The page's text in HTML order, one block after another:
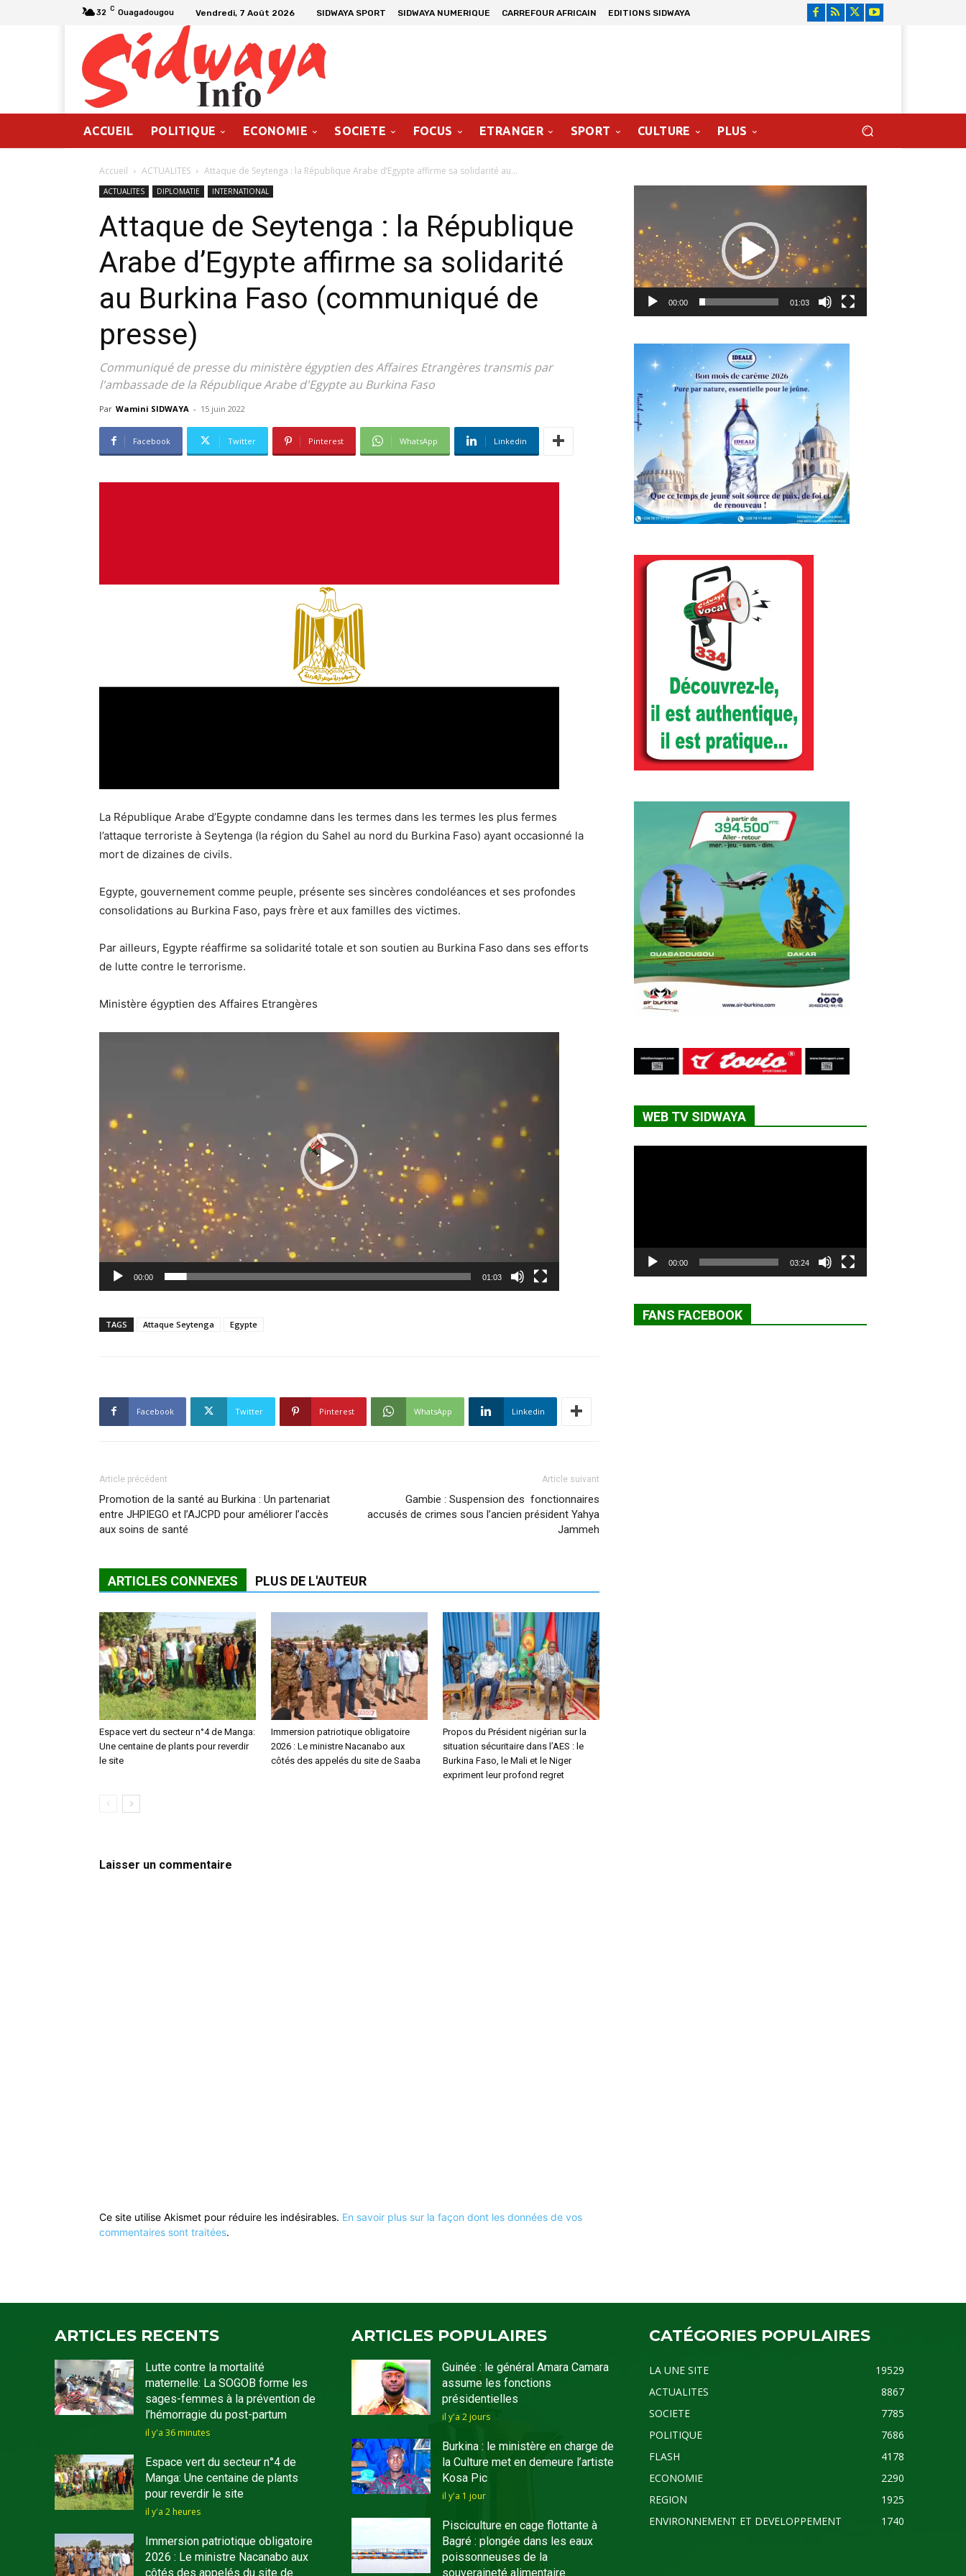
32 C Ouagadougou Vendredi, 7 Août 2026 SIDWAYA SPORT SIDWAYA NUMERIQUE CARREFOUR AFRICAIN EDITIONS SIDWAYA
ACCUEIL POLITIQUE ECONOMIE SOCIETE FOCUS ETRANGER SPORT CULTURE PLUS
Accueil ACTUALITES Attaque de Seytenga : la République Arabe d’Egypte affirme sa solidarité au...
ACTUALITES DIPLOMATIE INTERNATIONAL
Attaque de Seytenga : la République
Arabe d’Egypte affirme sa solidarité
au Burkina Faso (communiqué de
presse)
Communiqué de presse du ministère égyptien des Affaires Etrangères transmis par
l'ambassade de la République Arabe d'Egypte au Burkina Faso
Par Wamini SIDWAYA - 15 juin 2022
Facebook Twitter Pinterest WhatsApp Linkedin
La République Arabe d’Egypte condamne dans les termes dans les termes les plus fermes
l’attaque terroriste à Seytenga (la région du Sahel au nord du Burkina Faso) ayant occasionné la
mort de dizaines de civils.
Egypte, gouvernement comme peuple, présente ses sincères condoléances et ses profondes
consolidations au Burkina Faso, pays frère et aux familles des victimes.
Par ailleurs, Egypte réaffirme sa solidarité totale et son soutien au Burkina Faso dans ses efforts
de lutte contre le terrorisme.
Ministère égyptien des Affaires Etrangères
Lecteur
00:00 01:03
TAGS Attaque Seytenga Egypte
Facebook Twitter Pinterest WhatsApp Linkedin
Article précédent
Promotion de la santé au Burkina : Un partenariat
entre JHPIEGO et l’AJCPD pour améliorer l’accès
aux soins de santé
Article suivant
Gambie : Suspension des fonctionnaires
accusés de crimes sous l’ancien président Yahya
Jammeh
ARTICLES CONNEXES PLUS DE L'AUTEUR
Espace vert du secteur n°4 de Manga:
Une centaine de plants pour reverdir
le site
Immersion patriotique obligatoire
2026 : Le ministre Nacanabo aux
côtés des appelés du site de Saaba
Propos du Président nigérian sur la
situation sécuritaire dans l’AES : le
Burkina Faso, le Mali et le Niger
expriment leur profond regret
Laisser un commentaire
Ce site utilise Akismet pour réduire les indésirables. En savoir plus sur la façon dont les données de vos
commentaires sont traitées.
00:00 01:03
WEB TV SIDWAYA
00:00 03:24
FANS FACEBOOK
ARTICLES RECENTS
Lutte contre la mortalité
maternelle: La SOGOB forme les
sages-femmes à la prévention de
l’hémorragie du post-partum
il y'a 36 minutes
Espace vert du secteur n°4 de
Manga: Une centaine de plants
pour reverdir le site
il y'a 2 heures
Immersion patriotique obligatoire
2026 : Le ministre Nacanabo aux
côtés des appelés du site de
ARTICLES POPULAIRES
Guinée : le général Amara Camara
assume les fonctions
présidentielles
il y'a 2 jours
Burkina : le ministère en charge de
la Culture met en demeure l’artiste
Kosa Pic
il y'a 1 jour
Pisciculture en cage flottante à
Bagré : plongée dans les eaux
poissonneuses de la
souveraineté alimentaire
CATÉGORIES POPULAIRES
LA UNE SITE
19529
ACTUALITES
8867
SOCIETE
7785
POLITIQUE
7686
FLASH
4178
ECONOMIE
2290
REGION
1925
ENVIRONNEMENT ET DEVELOPPEMENT
1740